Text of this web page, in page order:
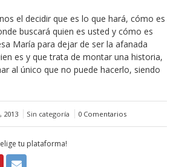
el decidir que es lo que hará, cómo es
buscará quien es usted y cómo es
María para dejar de ser la afanada
es y que trata de montar una historia,
al único que no puede hacerlo, siendo
2013 Sin categoría 0 Comentarios
tu plataforma!